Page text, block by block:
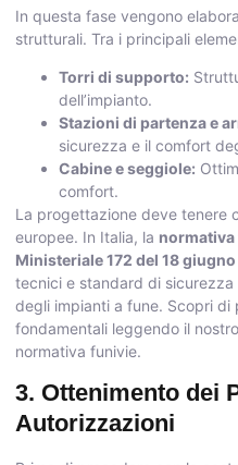
In questa fase vengono
strutturali. Tra i principali
Torri di supporto:
dell’impianto.
Stazioni di partenza e
sicurezza e il comfort
Cabine e seggiole:
comfort.
La progettazione deve tenere
europee. In Italia, la
Ministeriale 172 del 18
tecnici e standard di sicurezza
degli impianti a fune. Scopri di
fondamentali leggendo il
normativa funivie.
3. Ottenimento dei
Autorizzazioni